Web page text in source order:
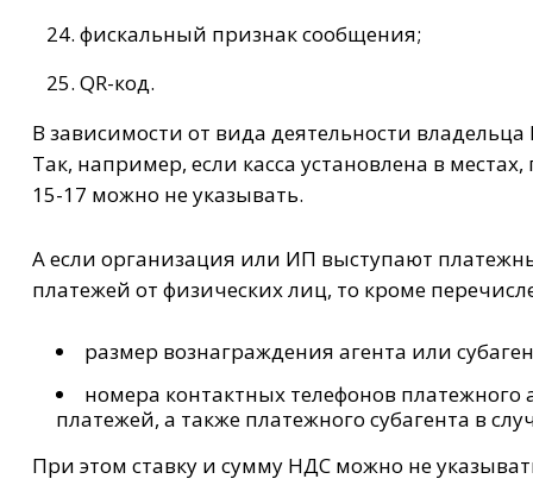
фискальный признак сообщения;
QR-код.
В зависимости от вида деятельности
Так, например, если касса установлена в
15-17 можно не указывать.
А если организация или ИП выступают
платежей от физических лиц, то кроме
размер вознаграждения агента или
номера контактных телефонов
платежей, а также платежного субагента в
При этом ставку и сумму НДС можно не